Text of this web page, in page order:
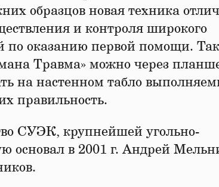
образцов новая техника
и контроля широкого
по оказанию первой помощи.
Травма» можно через
на настенном табло
правильность.
СУЭК, крупнейшей угольно-
основал в 2001 г. Андрей